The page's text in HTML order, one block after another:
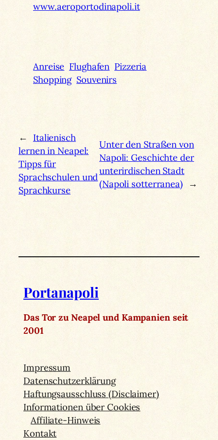
www.aeroportodinapoli.it
Anreise Flughafen Pizzeria
Shopping Souvenirs
←
Italienisch
lernen in Neapel:
Tipps für
Sprachschulen und
Sprachkurse
Unter den Straßen von
Napoli: Geschichte der
unterirdischen Stadt
(Napoli sotterranea)
→
Portanapoli
Das Tor zu Neapel und Kampanien seit
2001
Impressum
Datenschutzerklärung
Haftungsausschluss (Disclaimer)
Informationen über Cookies
Affiliate-Hinweis
Kontakt